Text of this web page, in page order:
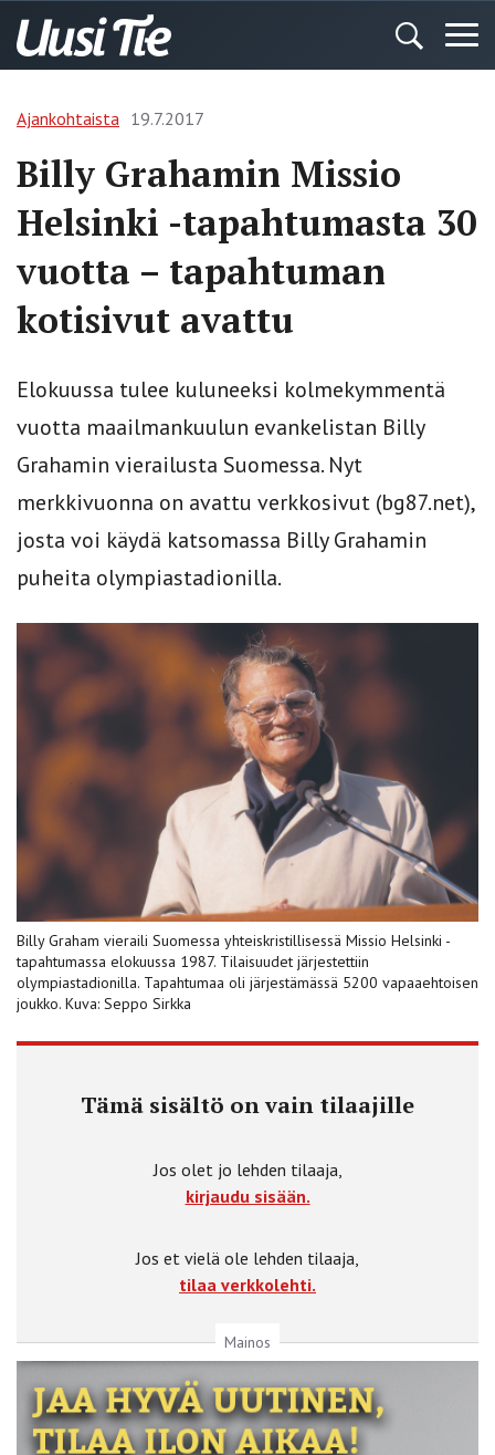
Ajankohtaista 19.7.2017
Billy Grahamin Missio
Helsinki -tapahtumasta 30
vuotta – tapahtuman
kotisivut avattu
Elokuussa tulee kuluneeksi kolmekymmentä
vuotta maailmankuulun evankelistan Billy
Grahamin vierailusta Suomessa. Nyt
merkkivuonna on avattu verkkosivut (bg87.net),
josta voi käydä katsomassa Billy Grahamin
puheita olympiastadionilla.
Billy Graham vieraili Suomessa yhteiskristillisessä Missio Helsinki -
tapahtumassa elokuussa 1987. Tilaisuudet järjestettiin
olympiastadionilla. Tapahtumaa oli järjestämässä 5200 vapaaehtoisen
joukko. Kuva: Seppo Sirkka
Tämä sisältö on vain tilaajille
Jos olet jo lehden tilaaja,
kirjaudu sisään.
Jos et vielä ole lehden tilaaja,
tilaa verkkolehti.
Mainos